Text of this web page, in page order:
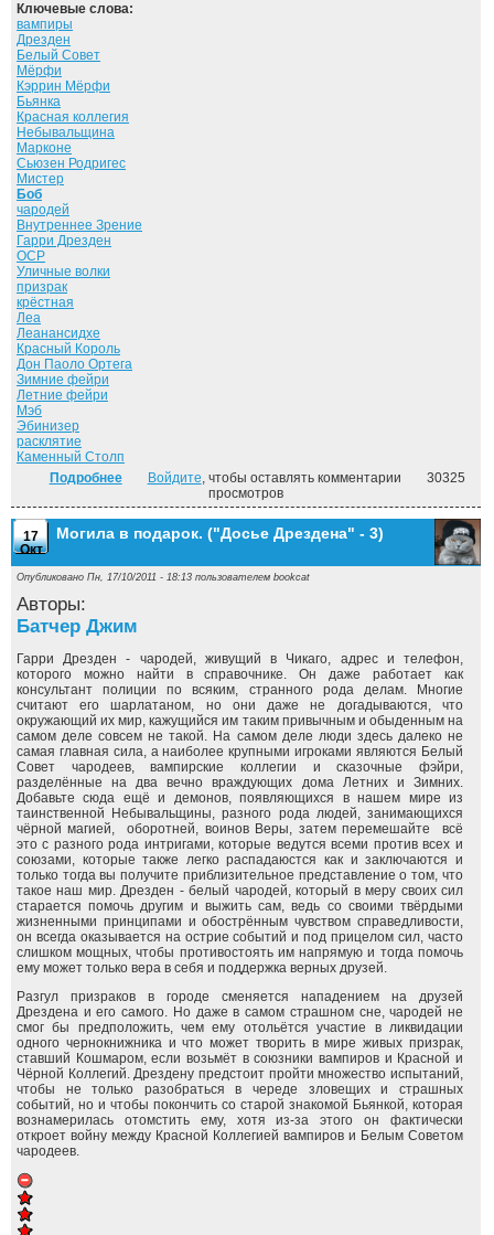
Ключевые слова:
вампиры
Дрезден
Белый Совет
Мёрфи
Кэррин Мёрфи
Бьянка
Красная коллегия
Небывальщина
Марконе
Сьюзен Родригес
Мистер
Боб
чародей
Внутреннее Зрение
Гарри Дрезден
ОСР
Уличные волки
призрак
крёстная
Леа
Леанансидхе
Красный Король
Дон Паоло Ортега
Зимние фейри
Летние фейри
Мэб
Эбинизер
расклятие
Каменный Столп
Подробнеео Летний рыцарь. ("Досье Дрездена" - 4)
Войдите, чтобы оставлять комментарии
30325
просмотров
17
Окт
Могила в подарок. ("Досье Дрездена" - 3)
Опубликовано Пн, 17/10/2011 - 18:13 пользователем bookcat
Авторы:
Батчер Джим
Гарри Дрезден - чародей, живущий в Чикаго, адрес и телефон,
которого можно найти в справочнике. Он даже работает как
консультант полиции по всяким, странного рода делам. Многие
считают его шарлатаном, но они даже не догадываются, что
окружающий их мир, кажущийся им таким привычным и обыденным на
самом деле совсем не такой. На самом деле люди здесь далеко не
самая главная сила, а наиболее крупными игроками являются Белый
Совет чародеев, вампирские коллегии и сказочные фэйри,
разделённые на два вечно враждующих дома Летних и Зимних.
Добавьте сюда ещё и демонов, появляющихся в нашем мире из
таинственной Небывальщины, разного рода людей, занимающихся
чёрной магией, оборотней, воинов Веры, затем перемешайте всё
это с разного рода интригами, которые ведутся всеми против всех и
союзами, которые также легко распадаюстся как и заключаются и
только тогда вы получите приблизительное представление о том, что
такое наш мир. Дрезден - белый чародей, который в меру своих сил
старается помочь другим и выжить сам, ведь со своими твёрдыми
жизненными принципами и обострённым чувством справедливости,
он всегда оказывается на острие событий и под прицелом сил, часто
слишком мощных, чтобы противостоять им напрямую и тогда помочь
ему может только вера в себя и поддержка верных друзей.
Разгул призраков в городе сменяется нападением на друзей
Дрездена и его самого. Но даже в самом страшном сне, чародей не
смог бы предположить, чем ему отольётся участие в ликвидации
одного чернокнижника и что может творить в мире живых призрак,
ставший Кошмаром, если возьмёт в союзники вампиров и Красной и
Чёрной Коллегий. Дрездену предстоит пройти множество испытаний,
чтобы не только разобраться в череде зловещих и страшных
событий, но и чтобы покончить со старой знакомой Бьянкой, которая
вознамерилась отомстить ему, хотя из-за этого он фактически
откроет войну между Красной Коллегией вампиров и Белым Советом
чародеев.